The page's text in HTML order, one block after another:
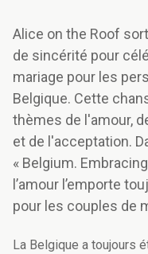
Alice on the Roof
de sincérité pour
mariage pour les
Belgique. Cette
thèmes de l'amour,
et de l'acceptation.
« Belgium.
l’amour l’emporte
pour les couples de
La Belgique a toujours